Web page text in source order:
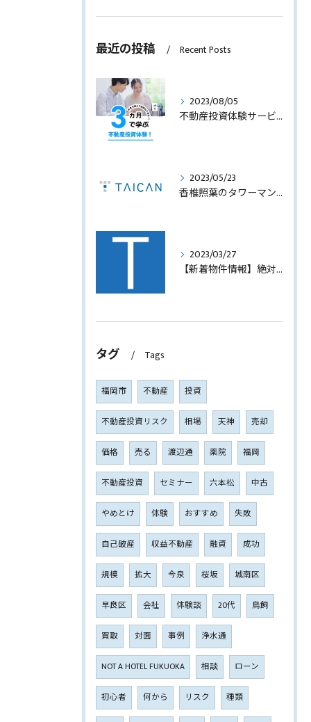
最近の投稿 Recent Posts
2023/08/05
不動産投資体験サービスのサービス内容を見直します！
2023/05/23
香椎照葉のタワーマンション！高利回りオーナーチェンジ販売します！
2023/03/27
【新着物件情報】絶対に手に入れたい福岡市西中洲の収益テナントビル
タグ Tags
福岡市 不動産 投資
不動産投資リスク 相場 天神 売却
価格 売る 渡辺通 薬院 福岡
不動産投資 セミナー 六本松 中古
やめとけ 体験 おすすめ 失敗
自己破産 収益不動産 融資 成功
規模 拡大 今泉 桜坂 城南区
早良区 会社 体験談 20代 鳥飼
買取 対面 事例 浄水通
NOT A HOTEL FUKUOKA 相談 ローン
初心者 何から リスク 種類